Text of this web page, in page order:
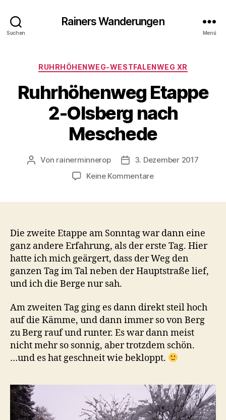
Suchen
Rainers Wanderungen
Menü
Kategorien
RUHRHÖHENWEG-WESTFALENWEG XR
Ruhrhöhenweg Etappe
2-Olsberg nach
Meschede
Beitragsautor
Von rainerminnerop Beitragsdatum
3. Dezember 2017
Keine Kommentarezu
nach
Meschede
Die zweite Etappe am Sonntag war dann eine
ganz andere Erfahrung, als der erste Tag. Hier
hatte ich mich geärgert, dass der Weg den
ganzen Tag im Tal neben der Hauptstraße lief,
und ich die Berge nur sah.
Am zweiten Tag ging es dann direkt steil hoch
auf die Kämme, und dann immer so von Berg
zu Berg rauf und runter. Es war dann meist
nicht mehr so sonnig, aber trotzdem schön.
…und es hat geschneit wie bekloppt.